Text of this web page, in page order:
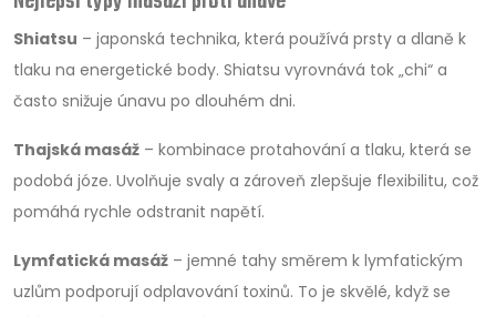
Shiatsu – japonská technika, která používá prsty a dlaně k
tlaku na energetické body. Shiatsu vyrovnává tok „chi“ a
často snižuje únavu po dlouhém dni.
Thajská masáž – kombinace protahování a tlaku, která se
podobá józe. Uvolňuje svaly a zároveň zlepšuje flexibilitu, což
pomáhá rychle odstranit napětí.
Lymfatická masáž – jemné tahy směrem k lymfatickým
uzlům podporují odplavování toxinů. To je skvělé, když se